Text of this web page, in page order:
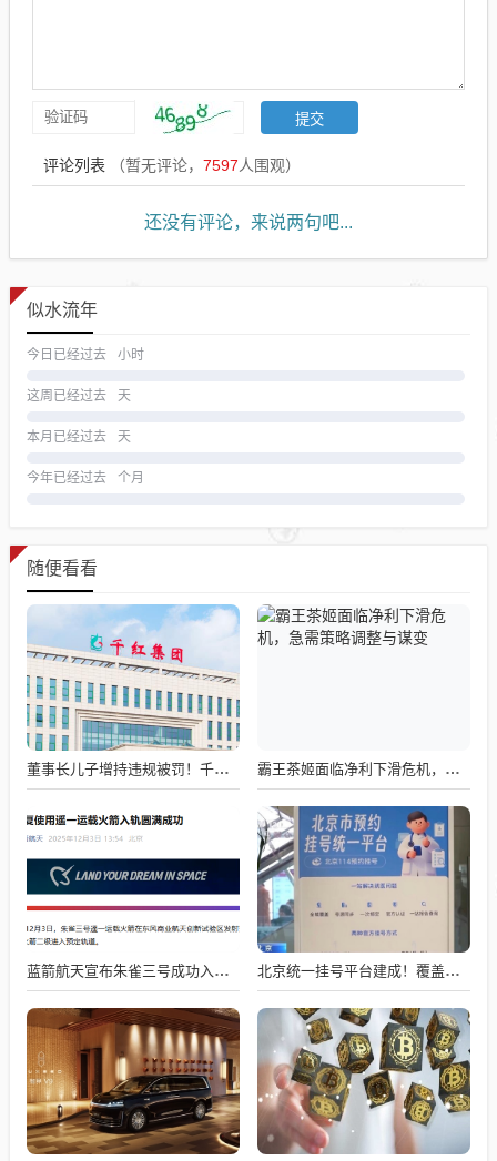
评论列表 （暂无评论， 7597人围观）
还没有评论，来说两句吧...
似水流年
今日已经过去 小时
这周已经过去 天
本月已经过去 天
今年已经过去 个月
随便看看
董事长儿子增持违规被罚！千红制药市值128亿，半年净赚2.58亿却踩雷信托5年 霸王茶姬面临净利下滑危机，急需策略调整与谋变
蓝箭航天宣布朱雀三号成功入轨，技术突破五大项，深入排查回收失败原因 北京统一挂号平台建成！覆盖近300家二三甲医院号源